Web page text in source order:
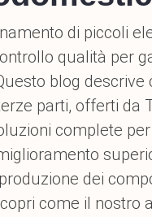
La Nostra Posizione
Termini e Condizioni
di piccoli
qualità per
blog
parti, offerti da
complete
dei
come il nostro